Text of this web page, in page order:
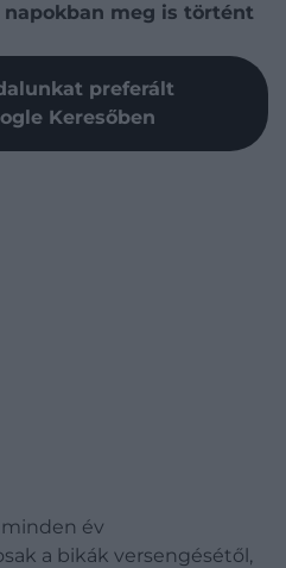
meg is történt
preferált
Keresőben
év
a bikák versengésétől,